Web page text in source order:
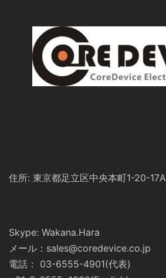
住所: 東京都足立区中央本町1-20-17A
Skype: Wakana.Hara
メール：sales@coredevice.co.jp
電話： 03-6555-4901(代表)